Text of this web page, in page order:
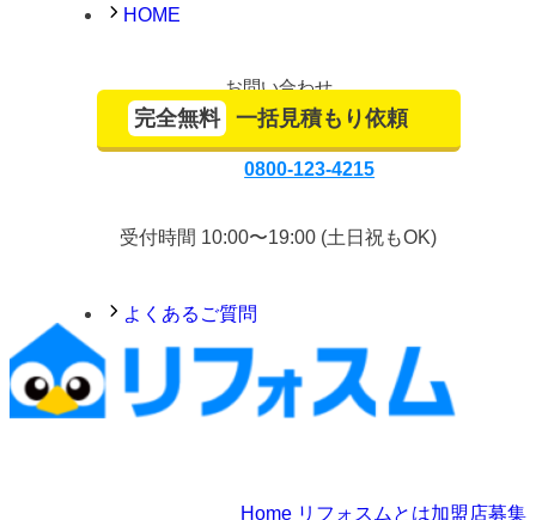
HOME
お問い合わせ
完全無料 一括見積もり依頼
0800-123-4215
受付時間 10:00〜19:00 (土日祝もOK)
よくあるご質問
Home リフォスムとは加盟店募集